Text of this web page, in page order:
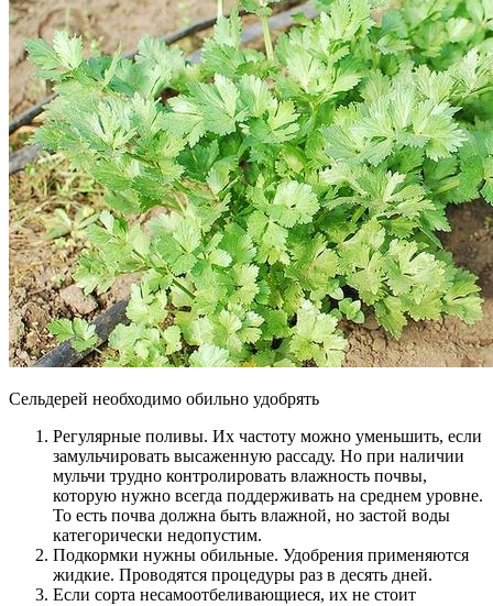
Сельдерей необходимо обильно удобрять
Регулярные поливы. Их частоту можно уменьшить, если
замульчировать высаженную рассаду. Но при наличии
мульчи трудно контролировать влажность почвы,
которую нужно всегда поддерживать на среднем уровне.
То есть почва должна быть влажной, но застой воды
категорически недопустим.
Подкормки нужны обильные. Удобрения применяются
жидкие. Проводятся процедуры раз в десять дней.
Если сорта несамоотбеливающиеся, их не стоит